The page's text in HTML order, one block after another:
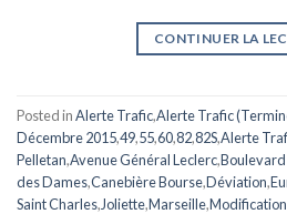
CONTINUER LA
Posted inAlerte Trafic,Alerte Trafic
Décembre 2015,49,55,60,82,82S,Alerte
Pelletan,Avenue Général Leclerc,
des Dames,Canebière Bourse,Déviation,
Saint Charles,Joliette,Marseille,